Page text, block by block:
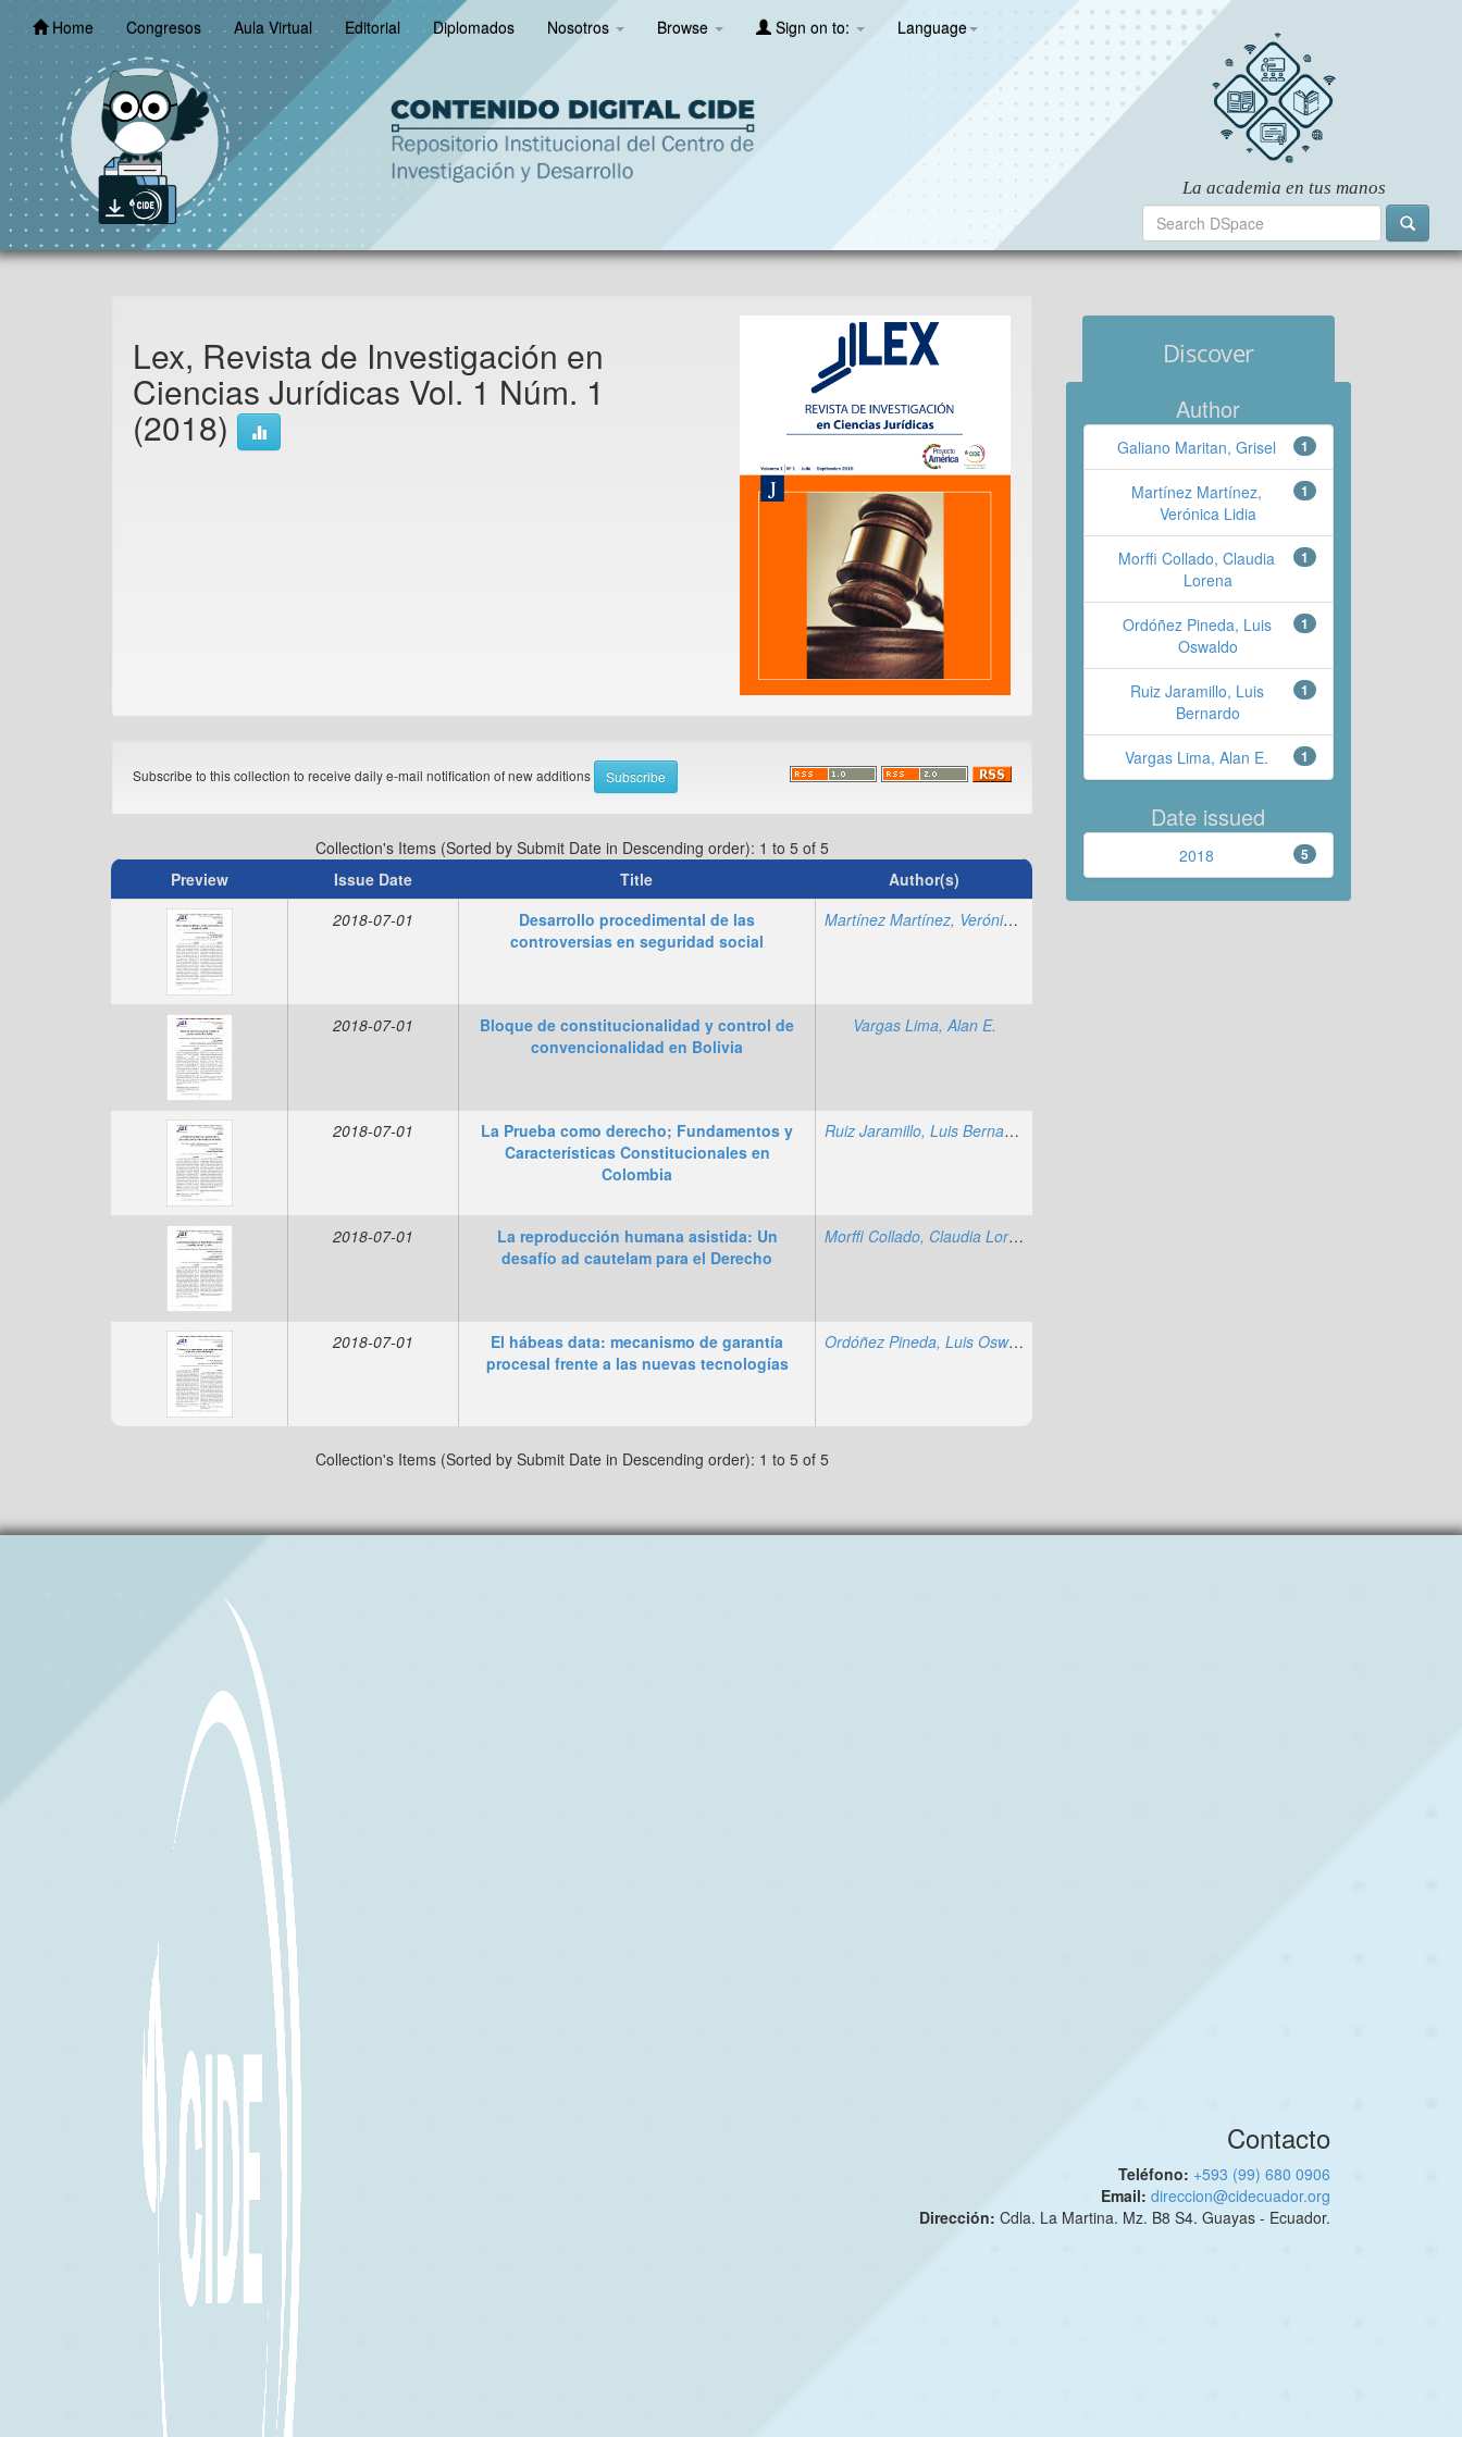
Skip
navigationHome Congresos Aula Virtual Editorial Diplomados Nosotros Browse Sign on to: Language
Lex, Revista de Investigación en
Ciencias Jurídicas Vol. 1 Núm. 1
(2018)
Subscribe to this collection to receive daily e-mail notification of new additions
Collection's Items (Sorted by Submit Date in Descending order): 1 to 5 of 5
Preview
Issue Date Title
Author(s)
2018-07-01
Desarrollo procedimental de las
controversias en seguridad social
Martínez Martínez, Verónica Lidia
2018-07-01
Bloque de constitucionalidad y control de
convencionalidad en Bolivia
Vargas Lima, Alan E.
2018-07-01
La Prueba como derecho; Fundamentos y
Características Constitucionales en
Colombia
Ruiz Jaramillo, Luis Bernardo
2018-07-01
La reproducción humana asistida: Un
desafío ad cautelam para el Derecho
Morffi Collado, Claudia Lorena
2018-07-01
El hábeas data: mecanismo de garantía
procesal frente a las nuevas tecnologías
Ordóñez Pineda, Luis Oswaldo
Collection's Items (Sorted by Submit Date in Descending order): 1 to 5 of 5
Discover
Author
1
Galiano Maritan, Grisel
1
Martínez Martínez,
Verónica Lidia
1
Morffi Collado, Claudia
Lorena
1
Ordóñez Pineda, Luis
Oswaldo
1
Ruiz Jaramillo, Luis
Bernardo
1
Vargas Lima, Alan E.
Date issued
5
2018
Contacto
Teléfono: +593 (99) 680 0906
Email: direccion@cidecuador.org
Dirección: Cdla. La Martina. Mz. B8 S4. Guayas - Ecuador.